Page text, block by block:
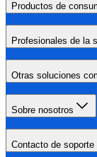
Productos de
Profesionales de la
Otras soluciones
Sobre nosotros
Contacto de soporte